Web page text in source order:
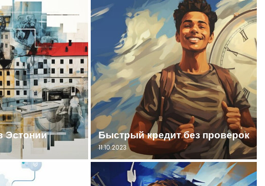
Эстонии Быстрый кредит без проверок
11.10.2023